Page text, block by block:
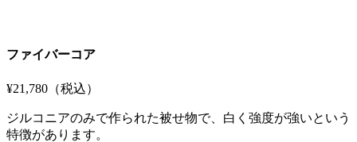
ファイバーコア
¥21,780 （税込）
ジルコニアのみで作られた被せ物で、白く強度が強いという
特徴があります。